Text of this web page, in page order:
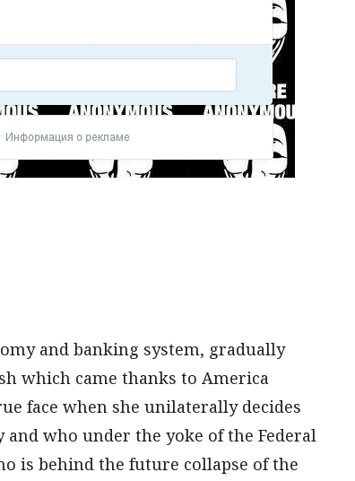
and banking system, gradually
which came thanks to America
face when she unilaterally decides
who under the yoke of the Federal
is behind the future collapse of the